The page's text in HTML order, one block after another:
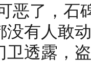
恶了，石
有人敢
卫透露，